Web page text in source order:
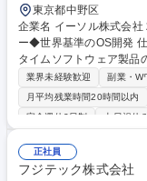
東京都中野区
企業名 イーソル株式会社 求人名 自社製品開発系組込みエンジニア/リーダ
ー◆世界基準のOS開発 仕事の内容 リアルタイムOS（RTOS）や各種ラン
タイムソフトウェア製品
す。また、これらの製
発なども担っていただきます。 【業務内容詳細】 ■リアル
OS）の設計・開発
連ソフトウェアの開発 ※
定します。 募集職種 自社製品開発系組込みエンジニア/リーダー◆世界基
準のOS開発
業界未経験歓迎 副業・W
月平均残業時間20時間以内
完全週休2日制
土日祝休み
正社員
フジテック株式会社